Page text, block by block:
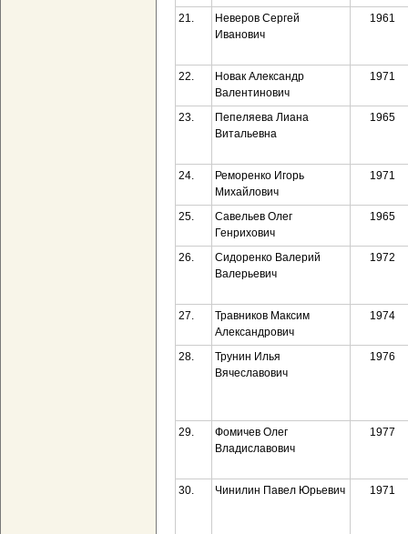
21.
Неверов Сергей
Иванович
1961
22.
Новак Александр
Валентинович
1971
23.
Пепеляева Лиана
Витальевна
1965
24.
Реморенко Игорь
Михайлович
1971
25.
Савельев Олег
Генрихович
1965
26.
Сидоренко Валерий
Валерьевич
1972
27.
Травников Максим
Александрович
1974
28.
Трунин Илья
Вячеславович
1976
29.
Фомичев Олег
Владиславович
1977
30. Чинилин Павел Юрьевич 1971